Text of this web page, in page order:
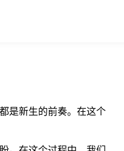
是新生的前奏。在这个